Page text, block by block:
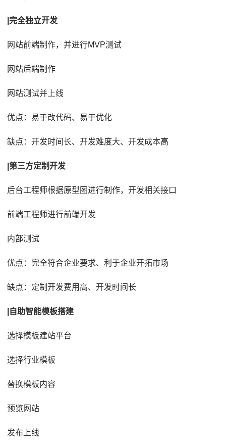
|完全独立开发
网站前端制作，并进行MVP测试
网站后端制作
网站测试并上线
优点：易于改代码、易于优化
缺点：开发时间长、开发难度大、开发成本高
|第三方定制开发
后台工程师根据原型图进行制作，开发相关接口
前端工程师进行前端开发
内部测试
优点：完全符合企业要求、利于企业开拓市场
缺点：定制开发费用高、开发时间长
|自助智能模板搭建
选择模板建站平台
选择行业模板
替换模板内容
预览网站
发布上线